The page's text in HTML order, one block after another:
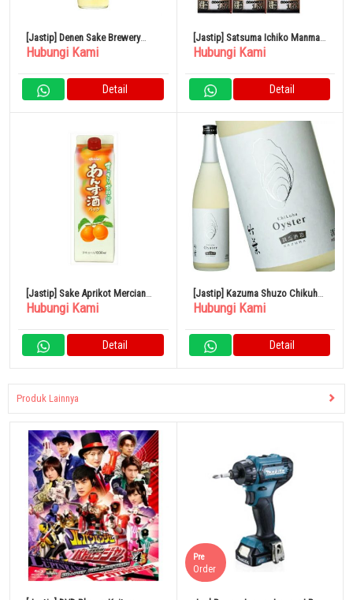
[Jastip] Denen Sake Brewery
Gold Label Barley 25% 900ml
Hubungi Kami
Detail
[Jastip] Satsuma Ichiko Manma
Pack 12% 1800ml x 6 Botol
Hubungi Kami
Detail
[Jastip] Sake Aprikot Mercian
Paket 1L 11%
Hubungi Kami
Detail
[Jastip] Kazuma Shuzo Chikuha
Oyster 720ml Sake Takeha
Hubungi Kami
Detail
Produk Lainnya
Pre
Order